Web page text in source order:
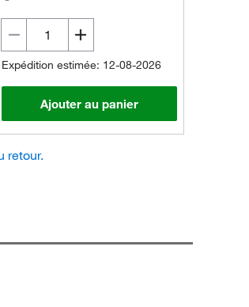
Expédition estimée: 12-08-2026
Ajouter au panier
retour.